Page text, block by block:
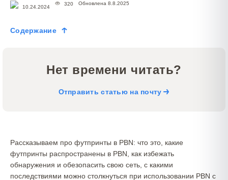
10.24.2024
320 Обновлена 8.8.2025
Содержание
Нет времени читать?
Отправить статью на почту
Рассказываем про футпринты в PBN: что это, какие
футпринты распространены в PBN, как избежать
обнаружения и обезопасить свою сеть, с какими
последствиями можно столкнуться при использовании PBN с